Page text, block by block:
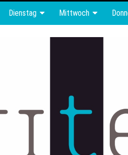
Dienstag Mittwoch